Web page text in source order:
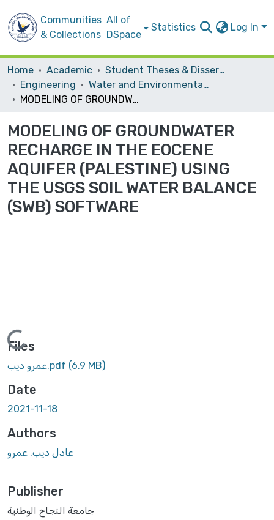
Communities
& Collections
All of
DSpace
Statistics Log In
Home Academic
Student Theses & Dissertations
Engineering
Water and Environmental Engineering
MODELING OF GROUNDWATER RECHARGE IN THE EOCENE AQUIFER (PALESTINE) USING THE USGS SOIL WATER BALANCE (SWB) SOFTWARE
MODELING OF GROUNDWATER
RECHARGE IN THE EOCENE
AQUIFER (PALESTINE) USING
THE USGS SOIL WATER BALANCE
(SWB) SOFTWARE
Loading...
Files
عمرو ديب.pdf (6.9 MB)
Date
2021-11-18
Authors
عادل ديب, عمرو
Publisher
جامعة النجاح الوطنية